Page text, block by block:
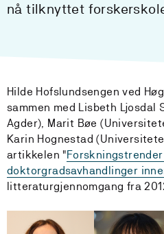
nå tilknyttet
Hilde Hofslundsengen ved
sammen med Lisbeth Ljosdal
Agder), Marit Bøe (
Karin Hognestad (
artikkelen "
doktorgradsavhandlinger
litteraturgjennomgang fra